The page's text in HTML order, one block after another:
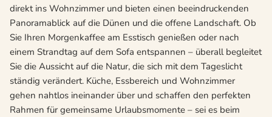
direkt ins Wohnzimmer und bieten einen beeindruckenden
Panoramablick auf die Dünen und die offene Landschaft. Ob
Sie Ihren Morgenkaffee am Esstisch genießen oder nach
einem Strandtag auf dem Sofa entspannen – überall begleitet
Sie die Aussicht auf die Natur, die sich mit dem Tageslicht
ständig verändert. Küche, Essbereich und Wohnzimmer
gehen nahtlos ineinander über und schaffen den perfekten
Rahmen für gemeinsame Urlaubsmomente – sei es beim